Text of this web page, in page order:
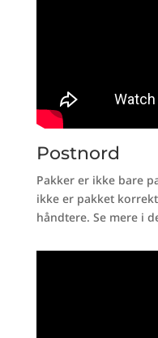
Postnord
Pakker er ikke bare
ikke er pakket
håndtere. Se mere i